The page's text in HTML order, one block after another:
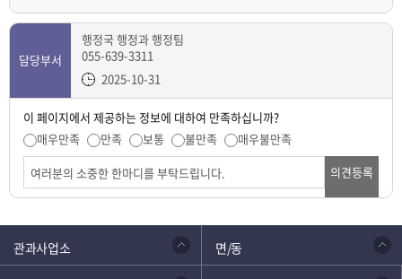
담당부서
행정국 행정과 행정팀
055-639-3311
2025-10-31
이 페이지에서 제공하는 정보에 대하여 만족하십니까?
매우만족
만족 보통 불만족
매우불만족
의견등록
관과사업소 면/동